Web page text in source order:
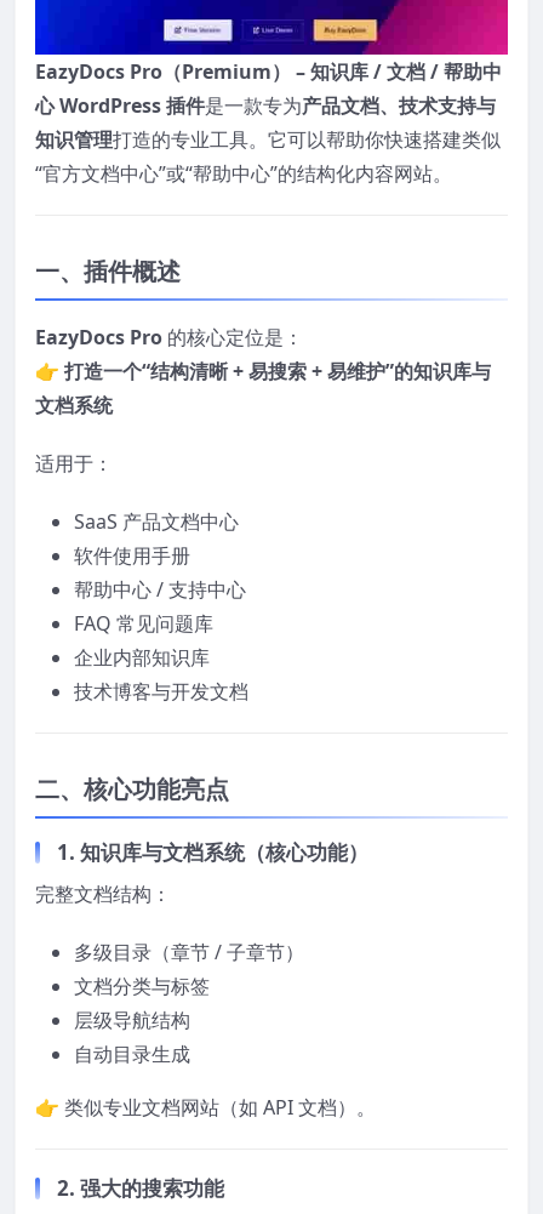
EazyDocs Pro（Premium） – 知识库 / 文档 / 帮助中
心 WordPress 插件是一款专为产品文档、技术支持与
知识管理打造的专业工具。它可以帮助你快速搭建类似
“官方文档中心”或“帮助中心”的结构化内容网站。
一、插件概述
EazyDocs Pro 的核心定位是：
👉 打造一个“结构清晰 + 易搜索 + 易维护”的知识库与
文档系统
适用于：
SaaS 产品文档中心
软件使用手册
帮助中心 / 支持中心
FAQ 常见问题库
企业内部知识库
技术博客与开发文档
二、核心功能亮点
1. 知识库与文档系统（核心功能）
完整文档结构：
多级目录（章节 / 子章节）
文档分类与标签
层级导航结构
自动目录生成
👉 类似专业文档网站（如 API 文档）。
2. 强大的搜索功能